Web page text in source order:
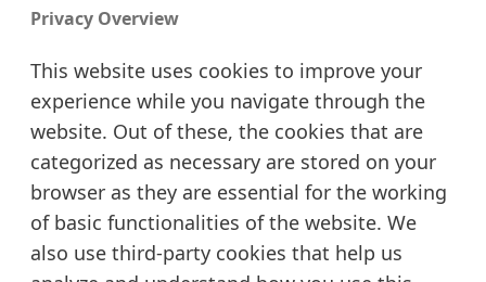
Privacy Overview
This website uses cookies to improve your
experience while you navigate through the
website. Out of these, the cookies that are
categorized as necessary are stored on your
browser as they are essential for the working
of basic functionalities of the website. We
also use third-party cookies that help us